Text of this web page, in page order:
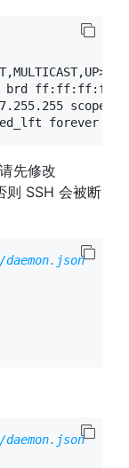
brd
scope
先修改
则 SSH 会被断